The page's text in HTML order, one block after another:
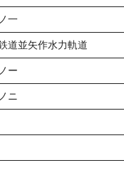
一
道並矢作水力軌道
ー
ニ